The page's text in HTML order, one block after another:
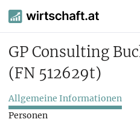
GP Consulting
(FN 512629t)
Allgemeine Informationen
Personen